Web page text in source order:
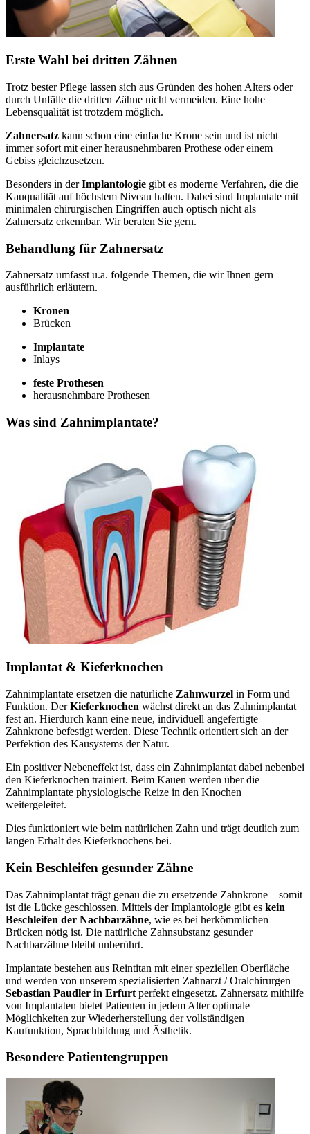
Erste Wahl bei dritten Zähnen
Trotz bester Pflege lassen sich aus Gründen des hohen Alters oder
durch Unfälle die dritten Zähne nicht vermeiden. Eine hohe
Lebensqualität ist trotzdem möglich.
Zahnersatz kann schon eine einfache Krone sein und ist nicht
immer sofort mit einer herausnehmbaren Prothese oder einem
Gebiss gleichzusetzen.
Besonders in derImplantologie gibt es moderne Verfahren, die die
Kauqualität auf höchstem Niveau halten. Dabei sind Implantate mit
minimalen chirurgischen Eingriffen auch optisch nicht als
Zahnersatz erkennbar. Wir beraten Sie gern.
Behandlung für Zahnersatz
Zahnersatz umfasst u.a. folgende Themen, die wir Ihnen gern
ausführlich erläutern.
Kronen
Brücken
Implantate
Inlays
feste Prothesen
herausnehmbare Prothesen
Was sind Zahnimplantate?
Implantat & Kieferknochen
Zahnimplantate ersetzen die natürliche Zahnwurzel in Form und
Funktion. DerKieferknochen wächst direkt an das Zahnimplantat
fest an. Hierdurch kann eine neue, individuell angefertigte
Zahnkrone befestigt werden. Diese Technik orientiert sich an der
Perfektion des Kausystems der Natur.
Ein positiver Nebeneffekt ist, dass ein Zahnimplantat dabei nebenbei
den Kieferknochen trainiert. Beim Kauen werden über die
Zahnimplantate physiologische Reize in den Knochen
weitergeleitet.
Dies funktioniert wie beim natürlichen Zahn und trägt deutlich zum
langen Erhalt des Kieferknochens bei.
Kein Beschleifen gesunder Zähne
Das Zahnimplantat trägt genau die zu ersetzende Zahnkrone – somit
ist die Lücke geschlossen. Mittels der Implantologie gibt es kein
Beschleifen der Nachbarzähne, wie es bei herkömmlichen
Brücken nötig ist. Die natürliche Zahnsubstanz gesunder
Nachbarzähne bleibt unberührt.
Implantate bestehen aus Reintitan mit einer speziellen Oberfläche
und werden von unserem spezialisierten Zahnarzt / Oralchirurgen
Sebastian Paudler in Erfurt perfekt eingesetzt. Zahnersatz mithilfe
von Implantaten bietet Patienten in jedem Alter optimale
Möglichkeiten zur Wiederherstellung der vollständigen
Kaufunktion, Sprachbildung und Ästhetik.
Besondere Patientengruppen